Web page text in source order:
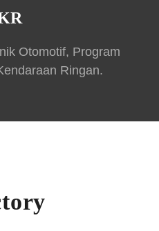
Otomotif, Program
Ringan.